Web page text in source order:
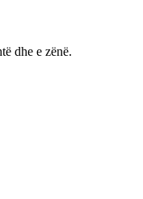
dhe e zënë.